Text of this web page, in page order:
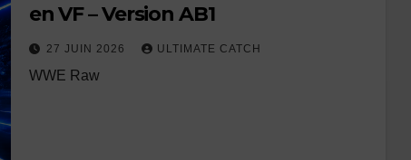
en VF – Version AB1
27 JUIN 2026 ULTIMATE CATCH
WWE Raw